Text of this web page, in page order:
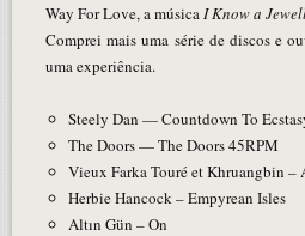
Way For Love, a músicaI Know a
Comprei mais uma série de discos e
uma experiência.
Steely Dan — Countdown To
The Doors — The Doors 45RPM
Vieux Farka Touré et Khruangbin –
Herbie Hancock – Empyrean Isles
Altın Gün – On